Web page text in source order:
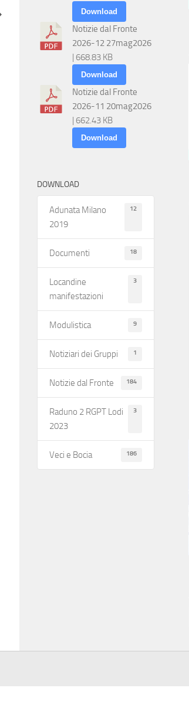
Download
Notizie dal Fronte
2026-12 27mag2026
| 668.83 KB
Download
Notizie dal Fronte
2026-11 20mag2026
| 662.43 KB
Download
DOWNLOAD
Adunata Milano
2019
12
Documenti 18
Locandine
manifestazioni
3
Modulistica 9
Notiziari dei Gruppi 1
Notizie dal Fronte 184
Raduno 2 RGPT Lodi
2023
3
Veci e Bocia 186